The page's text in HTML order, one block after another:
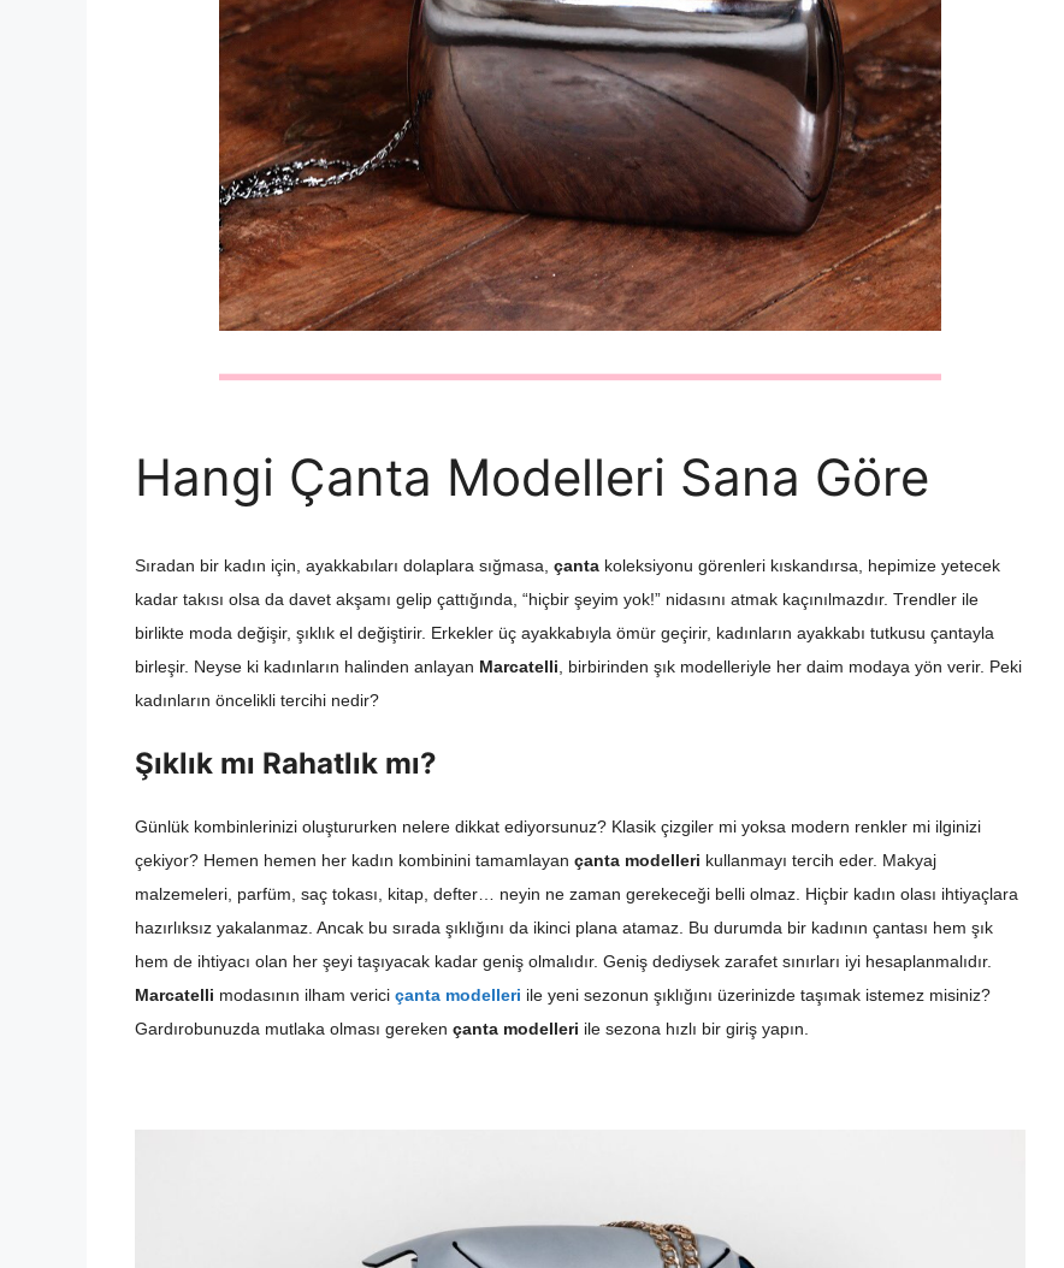
Hangi Çanta Modelleri Sana Göre
Sıradan bir kadın için, ayakkabıları dolaplara sığmasa, çanta koleksiyonu görenleri kıskandırsa, hepimize yetecek
kadar takısı olsa da davet akşamı gelip çattığında, “hiçbir şeyim yok!” nidasını atmak kaçınılmazdır. Trendler ile
birlikte moda değişir, şıklık el değiştirir. Erkekler üç ayakkabıyla ömür geçirir, kadınların ayakkabı tutkusu çantayla
birleşir. Neyse ki kadınların halinden anlayan Marcatelli , birbirinden şık modelleriyle her daim modaya yön verir. Peki
kadınların öncelikli tercihi nedir?
Şıklık mı Rahatlık mı?
Günlük kombinlerinizi oluştururken nelere dikkat ediyorsunuz? Klasik çizgiler mi yoksa modern renkler mi ilginizi
çekiyor? Hemen hemen her kadın kombinini tamamlayan çanta modelleri kullanmayı tercih eder. Makyaj
malzemeleri, parfüm, saç tokası, kitap, defter… neyin ne zaman gerekeceği belli olmaz. Hiçbir kadın olası ihtiyaçlara
hazırlıksız yakalanmaz. Ancak bu sırada şıklığını da ikinci plana atamaz. Bu durumda bir kadının çantası hem şık
hem de ihtiyacı olan her şeyi taşıyacak kadar geniş olmalıdır. Geniş dediysek zarafet sınırları iyi hesaplanmalıdır.
Marcatelli modasının ilham verici çanta modelleri ile yeni sezonun şıklığını üzerinizde taşımak istemez misiniz?
Gardırobunuzda mutlaka olması gereken çanta modelleri ile sezona hızlı bir giriş yapın.